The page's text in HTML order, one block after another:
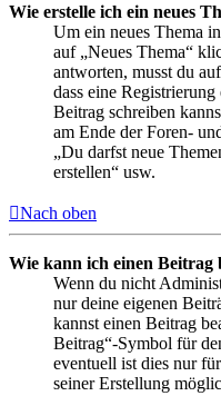
Wie erstelle ich ein neues
Um ein neues Thema
auf „Neues Thema“
antworten, musst du
dass eine
Beitrag schreiben
am Ende der Foren-
„Du darfst neue
erstellen“ usw.
Nach oben
Wie kann ich einen Beitrag
Wenn du nicht
nur deine eigenen
kannst einen Beitrag
Beitrag“-Symbol für
eventuell ist dies nur
seiner Erstellung